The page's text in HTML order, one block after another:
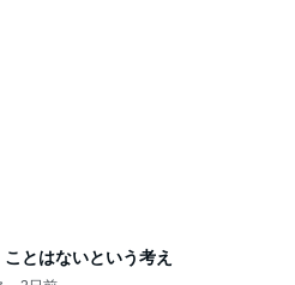
ことはないという考え